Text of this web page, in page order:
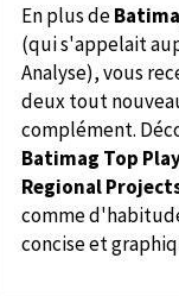
En plus de
(qui s'appelait
Analyse), vous
deux tout
complément.
Batimag Top
Regional
comme
concise et